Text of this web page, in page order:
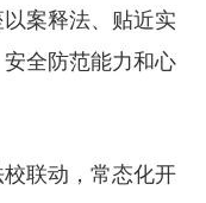
案释法、贴近实
全防范能力和心
联动，常态化开